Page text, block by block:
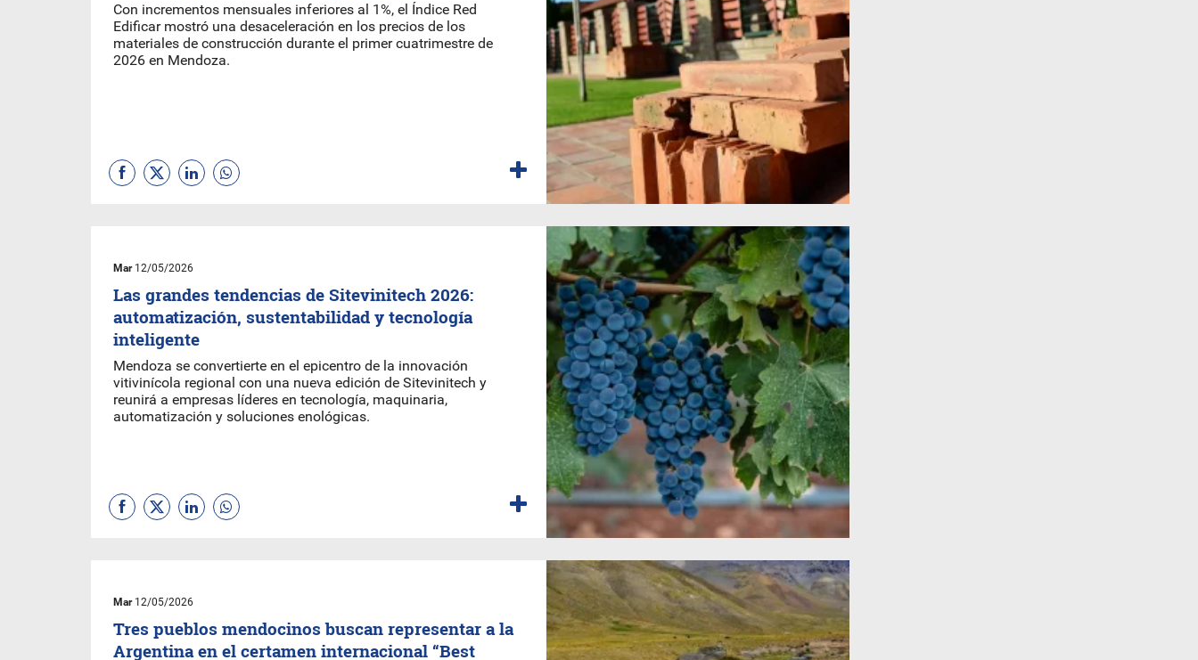
Con incrementos mensuales inferiores al 1%, el Índice Red
Edificar mostró una desaceleración en los precios de los
materiales de construcción durante el primer cuatrimestre de
2026 en Mendoza.
Mar12/05/2026
Las grandes tendencias de Sitevinitech 2026:
automatización, sustentabilidad y tecnología
inteligente
Mendoza se convertierte en el epicentro de la innovación
vitivinícola regional con una nueva edición de Sitevinitech y
reunirá a empresas líderes en tecnología, maquinaria,
automatización y soluciones enológicas.
Mar12/05/2026
Tres pueblos mendocinos buscan representar a la
Argentina en el certamen internacional “Best